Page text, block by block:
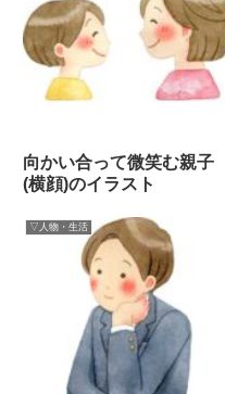
向かい合って微笑む親子
(横顔)のイラスト
▽人物・生活